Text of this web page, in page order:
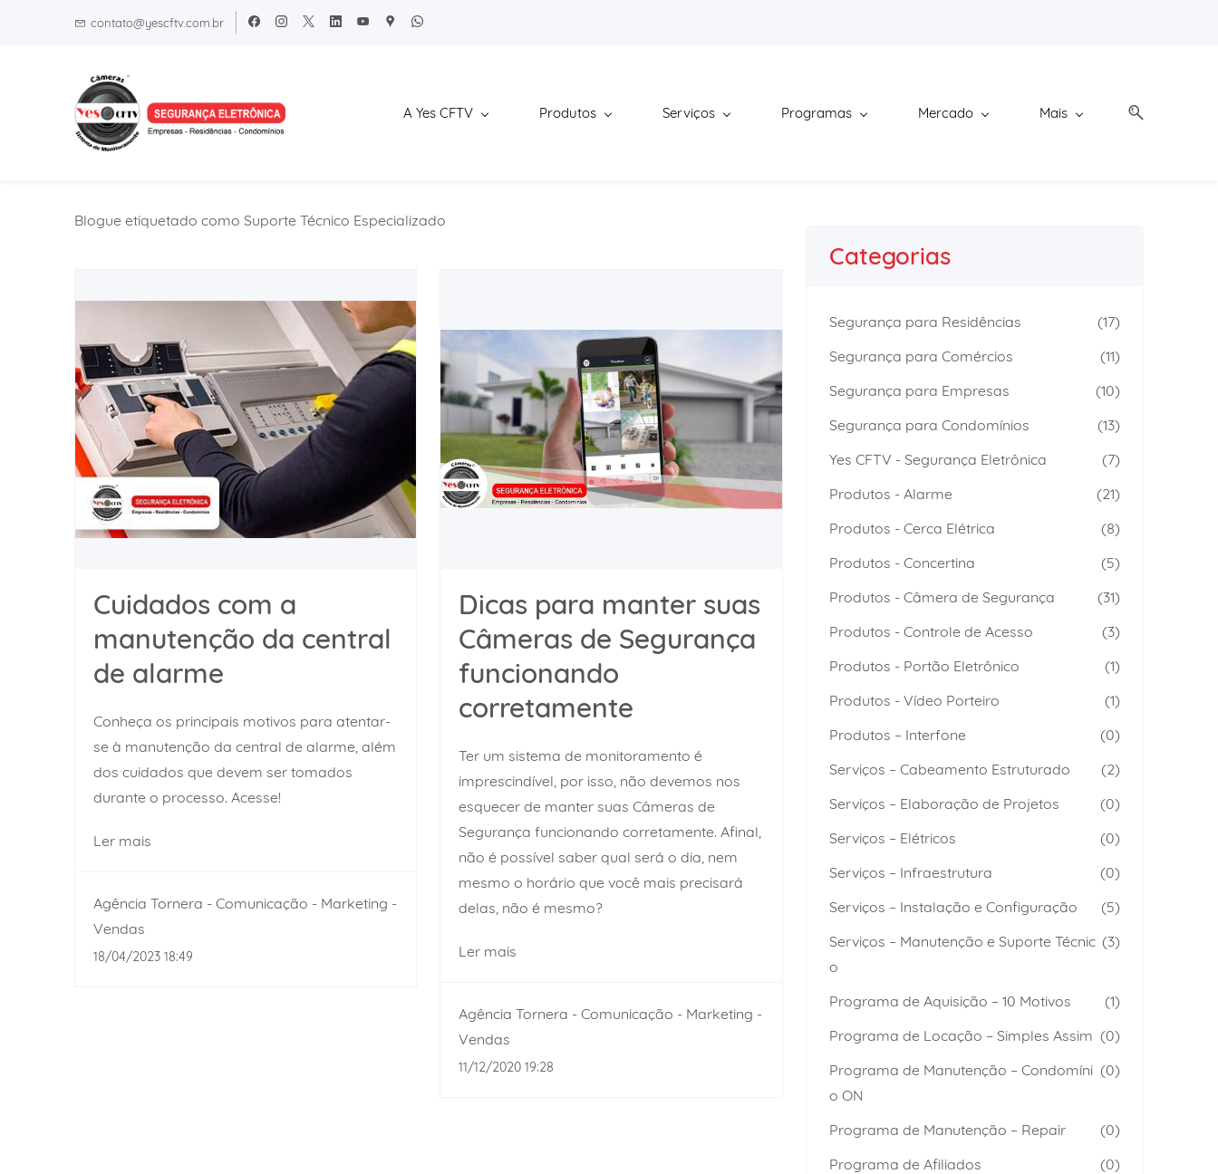
contato@yescftv.com.br
A Yes CFTV Produtos Serviços Programas Mercado Mais
Blogue etiquetado como Suporte Técnico Especializado
Cuidados com a
manutenção da central
de alarme
Conheça os principais motivos para atentar-
se à manutenção da central de alarme, além
dos cuidados que devem ser tomados
durante o processo. Acesse!
Ler mais
Agência Tornera - Comunicação - Marketing -
Vendas
18/04/2023 18:49
Dicas para manter suas
Câmeras de Segurança
funcionando
corretamente
Ter um sistema de monitoramento é
imprescindível, por isso, não devemos nos
esquecer de manter suas Câmeras de
Segurança funcionando corretamente. Afinal,
não é possível saber qual será o dia, nem
mesmo o horário que você mais precisará
delas, não é mesmo?
Ler mais
Agência Tornera - Comunicação - Marketing -
Vendas
11/12/2020 19:28
Categorias
Segurança para Residências
(17)
Segurança para Comércios
(11)
Segurança para Empresas
(10)
Segurança para Condomínios
(13)
Yes CFTV - Segurança Eletrônica
(7)
Produtos - Alarme
(21)
Produtos - Cerca Elétrica
(8)
Produtos - Concertina
(5)
Produtos - Câmera de Segurança
(31)
Produtos - Controle de Acesso
(3)
Produtos - Portão Eletrônico
(1)
Produtos - Vídeo Porteiro
(1)
Produtos – Interfone
(0)
Serviços – Cabeamento Estruturado
(2)
Serviços – Elaboração de Projetos
(0)
Serviços – Elétricos
(0)
Serviços – Infraestrutura
(0)
Serviços – Instalação e Configuração
(5)
Serviços – Manutenção e Suporte Técnic
o
(3)
Programa de Aquisição – 10 Motivos
(1)
Programa de Locação – Simples Assim (0)
Programa de Manutenção – Condomíni
o ON
(0)
Programa de Manutenção – Repair
(0)
Programa de Afiliados
(0)